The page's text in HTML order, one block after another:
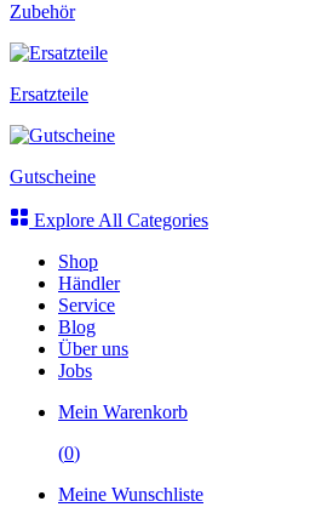
Zubehör
Ersatzteile
Gutscheine
Explore All Categories
Shop
Händler
Service
Blog
Über uns
Jobs
Mein Warenkorb
(0)
Meine Wunschliste